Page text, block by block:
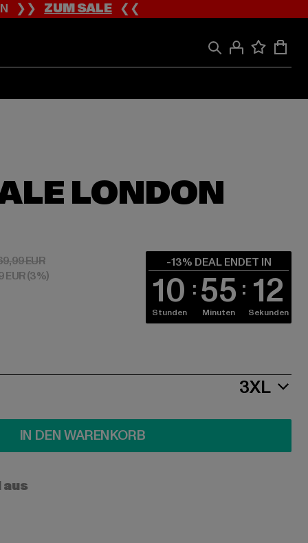
❯❯ZUM SALE❮❮
LONDON
EUR
EURAktionspreis: 69,99 EUR
EUR(3%)
-13% DEAL ENDET IN
10
Stunden 55
Minuten 11
Sekunden
3XL
IN DEN WARENKORB